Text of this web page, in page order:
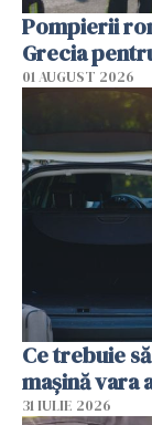
Pompierii
Grecia
01 AUGUST 2026
Ce trebuie
mașină vara
31 IULIE 2026